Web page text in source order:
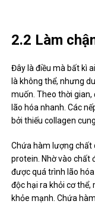
2.2 Làm
Đây là điều mà bất kì
là không thể, nhưng
muốn. Theo thời
lão hóa nhanh. Các
bởi thiếu collagen
Chứa hàm lượng chất
protein. Nhờ vào chất
được quá trình lão
độc hại ra khỏi cơ
khỏe mạnh. Chứa